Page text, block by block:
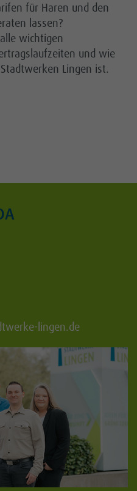
für Haren und den
lassen?
wichtigen
und wie
Lingen ist.
lingen.de